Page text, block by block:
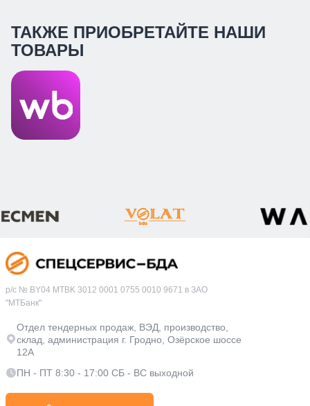
ТАКЖЕ ПРИОБРЕТАЙТЕ НАШИ
ТОВАРЫ
р/с № BY04 MTBK 3012 0001 0755 0010 9671 в ЗАО
"МТБанк"
Отдел тендерных продаж, ВЭД, производство,
склад, администрация г. Гродно, Озёрское шоссе
12А
ПН - ПТ 8:30 - 17:00 СБ - ВС выходной